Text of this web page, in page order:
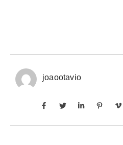
joaootavio